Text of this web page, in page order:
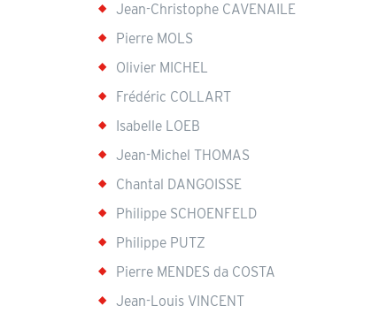
Jean-Christophe CAVENAILE
Pierre MOLS
Olivier MICHEL
Frédéric COLLART
Isabelle LOEB
Jean-Michel THOMAS
Chantal DANGOISSE
Philippe SCHOENFELD
Philippe PUTZ
Pierre MENDES da COSTA
Jean-Louis VINCENT